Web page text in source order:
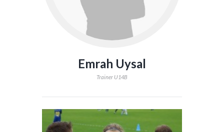
Emrah Uysal
Trainer U14B